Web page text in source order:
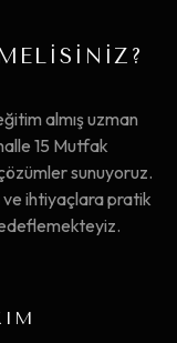
almış uzman
15 Mutfak
sunuyoruz.
ve ihtiyaçlara pratik